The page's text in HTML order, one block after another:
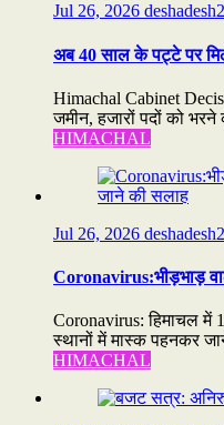
Jul 26, 2026
अब 40 साल के पट्टे पर
Himachal Cabinet
जमीन, हजारों पदों को भरने
HIMACHAL
Jul 26, 2026
Coronavirus:भीड़भाड़
Coronavirus: हिमाचल में
स्थानों में मास्क पहनकर
HIMACHAL